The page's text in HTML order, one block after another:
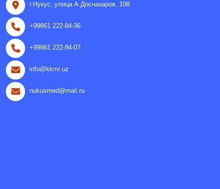
г.Нукус, улица A.Досназаров, 108
+99861 222-84-36
+99861 222-84-07
info@kkmi.uz
nukusmed@mail.ru